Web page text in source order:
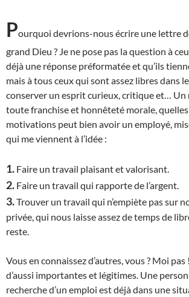
Pourquoi devrions-nous écrire une lettre
grand Dieu ? Je ne pose pas la question à
déjà une réponse préformatée et qu’ils
mais à tous ceux qui sont assez libres dans
conserver un esprit curieux, critique et… Un
toute franchise et honnêteté morale,
motivations peut bien avoir un employé,
qui me viennent à l’idée :
1. Faire un travail plaisant et valorisant.
2. Faire un travail qui rapporte de l’argent.
3.Trouver un travail qui n’empiète pas sur
privée, qui nous laisse assez de temps de
reste.
Vous en connaissez d’autres, vous ? Moi
d’aussi importantes et légitimes. Une
recherche d’un emploi est déjà dans une